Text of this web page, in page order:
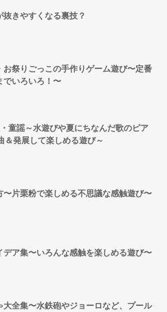
抜きやすくなる裏技？
お祭りごっこの手作りゲーム遊び〜定番
でいろいろ！〜
童謡～水遊びや夏にちなんだ歌のピア
＆発展して楽しめる遊び～
〜片栗粉で楽しめる不思議な感触遊び〜
デア集〜いろんな感触を楽しめる遊び〜
大全集〜水鉄砲やジョーロなど、プール